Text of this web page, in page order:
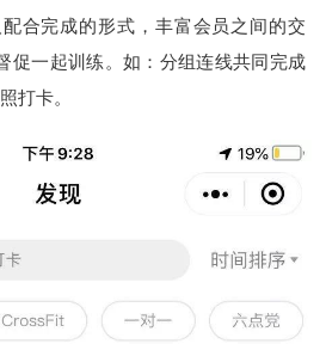
合完成的形式，丰富会员之间的交
促一起训练。如：分组连线共同完成
打卡。